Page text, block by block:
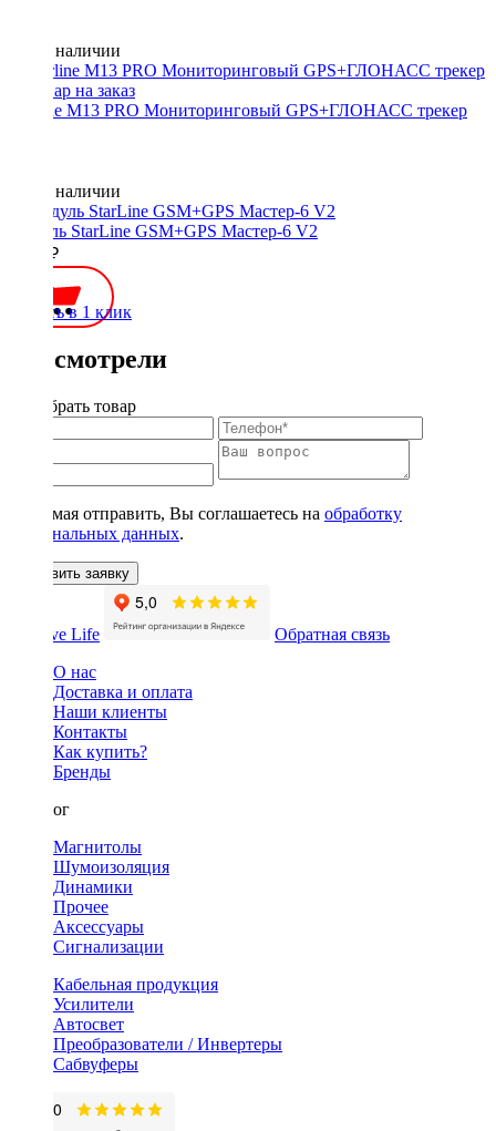
Нет в наличии
Starline M13 PRO Мониторинговый GPS+ГЛОНАСС трекер
Нет в наличии
Модуль StarLine GSM+GPS Мастер-6 V2
8740 ₽
Купить в 1 клик
Вы смотрели
Подобрать товар
Нажимая отправить, Вы соглашаетесь на обработку
персональных данных.
Оставить заявку
Обратная связь
О нас
Доставка и оплата
Наши клиенты
Контакты
Как купить?
Бренды
Каталог
Магнитолы
Шумоизоляция
Динамики
Прочее
Аксессуары
Сигнализации
Кабельная продукция
Усилители
Автосвет
Преобразователи / Инвертеры
Сабвуферы